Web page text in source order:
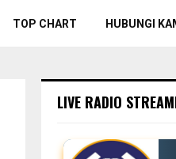
TOP CHART HUBUNGI
LIVE RADIO